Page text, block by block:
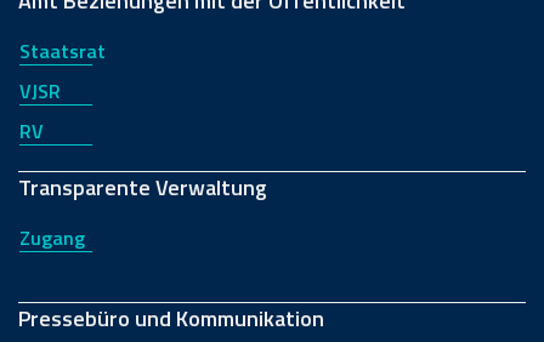
Staatsrat
VJSR
RV
Transparente Verwaltung
Zugang
Pressebüro und Kommunikation